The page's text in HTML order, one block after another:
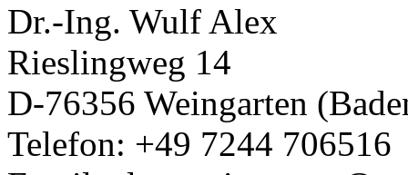
Dr.-Ing. Wulf Alex
Rieslingweg 14
D-76356 Weingarten
Telefon: +49 7244 706516